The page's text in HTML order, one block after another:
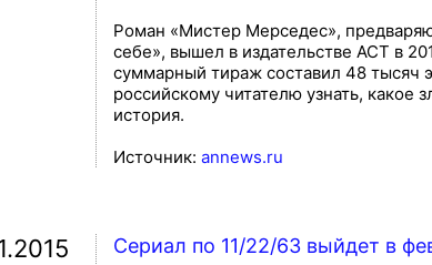
Роман «Мистер Мерседес»,
себе», вышел в издательстве АСТ в
суммарный тираж составил 48 тысяч
российскому читателю узнать,
история.
Источник: annews.ru
Сериал по 11/22/63 выйдет в